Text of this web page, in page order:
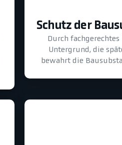
Schutz der
Durch
Untergrund, die
bewahrt die